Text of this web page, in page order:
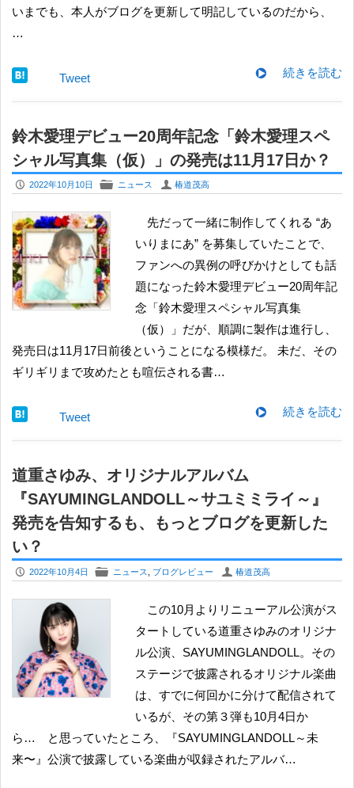
いまでも、本人がブログを更新して明記しているのだから、
…
続きを読む
Tweet
鈴木愛理デビュー20周年記念「鈴木愛理スペ
シャル写真集（仮）」の発売は11月17日か？
P 2022年10月10日 F ニュース U 椿道茂高
先だって一緒に制作してくれる “あ
いりまにあ” を募集していたことで、
ファンへの異例の呼びかけとしても話
題になった鈴木愛理デビュー20周年記
念「鈴木愛理スペシャル写真集
（仮）」だが、順調に製作は進行し、
発売日は11月17日前後ということになる模様だ。 未だ、その
ギリギリまで攻めたとも喧伝される書…
続きを読む
Tweet
道重さゆみ、オリジナルアルバム
『SAYUMINGLANDOLL～サユミミライ～』
発売を告知するも、もっとブログを更新した
い？
P 2022年10月4日 F ニュース ブログレビュー U 椿道茂高
この10月よりリニューアル公演がス
タートしている道重さゆみのオリジナ
ル公演、SAYUMINGLANDOLL。その
ステージで披露されるオリジナル楽曲
は、すでに何回かに分けて配信されて
いるが、その第３弾も10月4日か
ら… と思っていたところ、『SAYUMINGLANDOLL～未
来〜』公演で披露している楽曲が収録されたアルバ…